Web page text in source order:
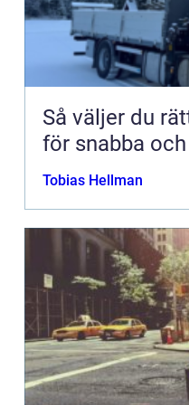
Så väljer du
för snabba
Tobias Hellman